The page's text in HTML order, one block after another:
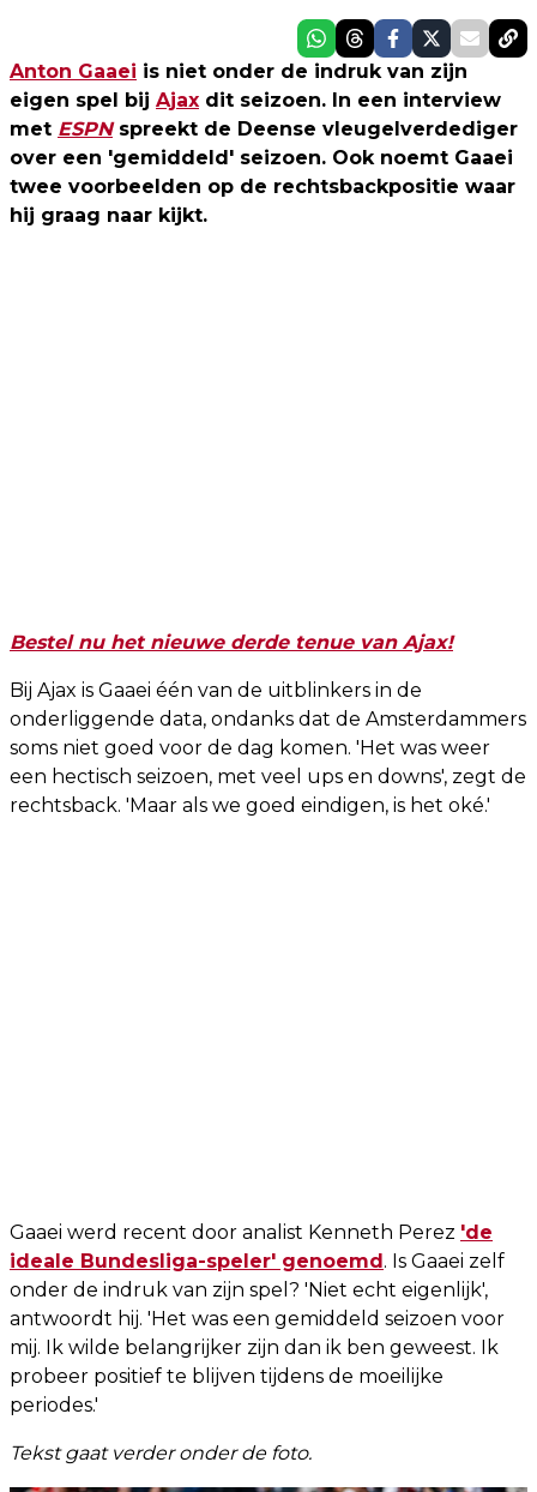
Anton Gaaei is niet onder de indruk van zijn
eigen spel bij Ajax dit seizoen. In een interview
met ESPNspreekt de Deense vleugelverdediger
over een 'gemiddeld' seizoen. Ook noemt Gaaei
twee voorbeelden op de rechtsbackpositie waar
hij graag naar kijkt.
Bestel nu het nieuwe derde tenue van Ajax!
Bij Ajax is Gaaei één van de uitblinkers in de
onderliggende data, ondanks dat de Amsterdammers
soms niet goed voor de dag komen. 'Het was weer
een hectisch seizoen, met veel ups en downs', zegt de
rechtsback. 'Maar als we goed eindigen, is het oké.'
Gaaei werd recent door analist Kenneth Perez 'de
ideale Bundesliga-speler' genoemd. Is Gaaei zelf
onder de indruk van zijn spel? 'Niet echt eigenlijk',
antwoordt hij. 'Het was een gemiddeld seizoen voor
mij. Ik wilde belangrijker zijn dan ik ben geweest. Ik
probeer positief te blijven tijdens de moeilijke
periodes.'
Tekst gaat verder onder de foto.